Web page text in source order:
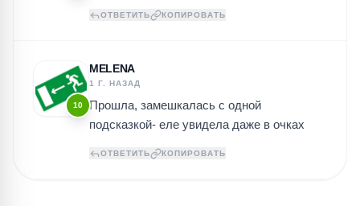
ОТВЕТИТЬ КОПИРОВАТЬ
10
MELENA
1 Г. НАЗАД
Прошла, замешкалась с одной
подсказкой- еле увидела даже в очках
ОТВЕТИТЬ КОПИРОВАТЬ